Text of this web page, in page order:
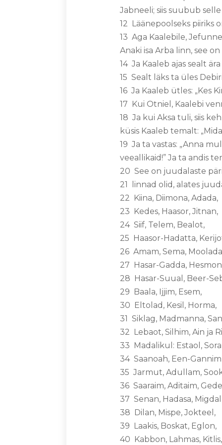
Jabneeli; siis suubub
12 Läänepoolseks piiriks
13 Aga Kaalebile,
Anaki isa Arba linn, see
14 Ja Kaaleb ajas sealt
15 Sealt läks ta üles
16 Ja Kaaleb ütles: „Kes
17 Kui Otniel, Kaalebi
18 Ja kui Aksa tuli, siis
küsis Kaaleb temalt:
19 Ja ta vastas: „Anna
veeallikaid!” Ja ta andis
20 See on juudalaste
21 linnad olid, alates
22 Kiina, Diimona, Adada,
23 Kedes, Haasor, Jitnan,
24 Siif, Telem, Bealot,
25 Haasor-Hadatta,
26 Amam, Sema,
27 Hasar-Gadda,
28 Hasar-Suual, Beer-
29 Baala, Ijjim, Esem,
30 Eltolad, Kesil, Horma,
31 Siklag, Madmanna,
32 Lebaot, Silhim, Ain ja
33 Madalikul: Estaol,
34 Saanoah, Een-
35 Jarmut, Adullam,
36 Saaraim, Aditaim,
37 Senan, Hadasa,
38 Dilan, Mispe, Jokteel,
39 Laakis, Boskat, Eglon,
40 Kabbon, Lahmas,